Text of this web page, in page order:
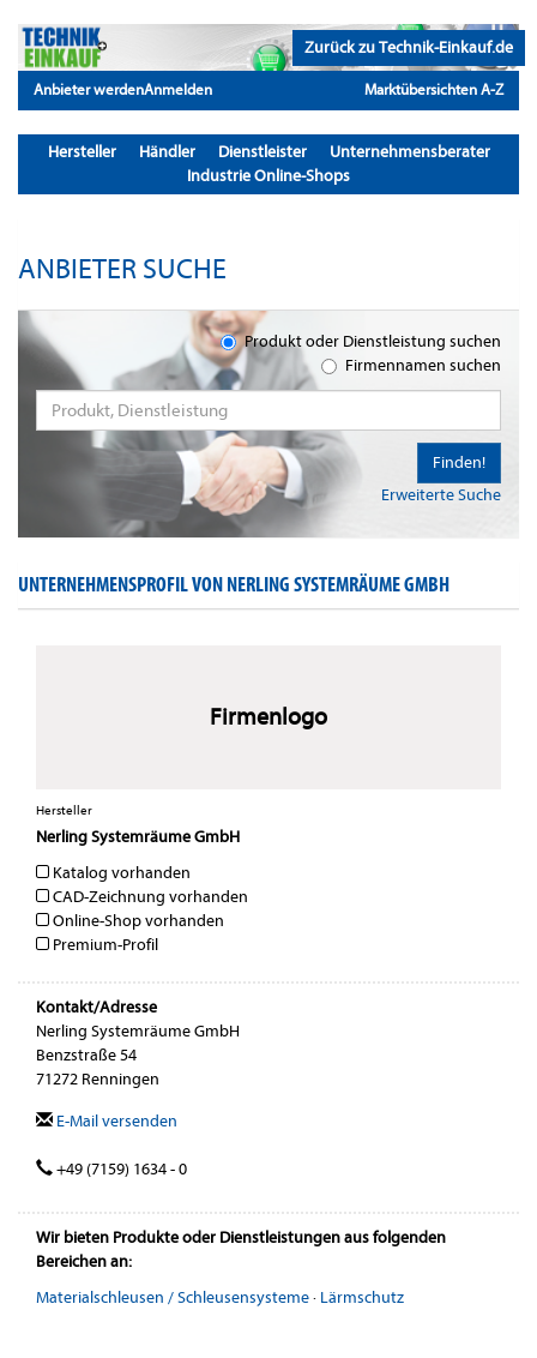
Zurück zu Technik-Einkauf.de
Anbieter werdenAnmelden Marktübersichten A-Z
Hersteller Händler Dienstleister
Unternehmensberater
Industrie Online-Shops
ANBIETER SUCHE
Produkt oder Dienstleistung suchen
Firmennamen suchen
Erweiterte Suche
Finden!
UNTERNEHMENSPROFIL VON NERLING SYSTEMRÄUME GMBH
Firmenlogo
Hersteller
Nerling Systemräume GmbH
Katalog vorhanden
CAD-Zeichnung vorhanden
Online-Shop vorhanden
Premium-Profil
Kontakt/Adresse
Nerling Systemräume GmbH
Benzstraße 54
71272 Renningen
E-Mail versenden
+49 (7159) 1634 - 0
Wir bieten Produkte oder Dienstleistungen aus folgenden
Bereichen an:
Materialschleusen / Schleusensysteme· Lärmschutz